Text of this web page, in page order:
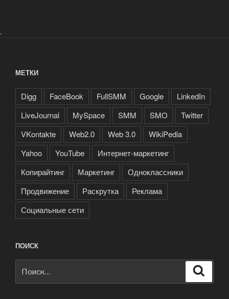
.
МЕТКИ
Digg FaceBook FullSMM Google
LinkedIn
LiveJournal
MySpace SMM SMO
Twitter
VKontakte
Web2.0 Web 3.0
WikiPedia
Yahoo
YouTube
Интернет-маркетинг
Копирайтинг
Маркетинг
Одноклассники
Продвижение
Раскрутка
Реклама
Социальные сети
ПОИСК